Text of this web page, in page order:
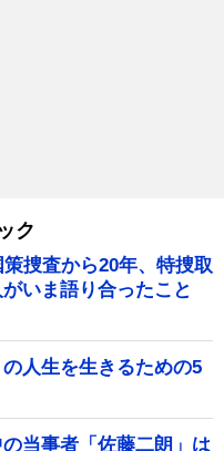
ク
捜査から20年、特捜取
いま語り合ったこと
人生を生きるための5
当事者「佐藤二朗」は